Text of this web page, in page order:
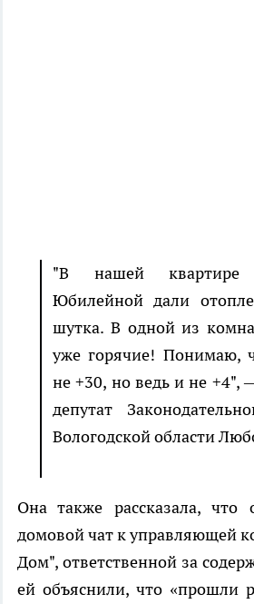
"В нашей
Юбилейной дали
шутка. В одной из
уже горячие! Понимаю,
не +30, но ведь и не +4",
депутат
Вологодской области
Она также рассказала, что
домовой чат к управляющей
Дом", ответственной за
ей объяснили, что «прошли